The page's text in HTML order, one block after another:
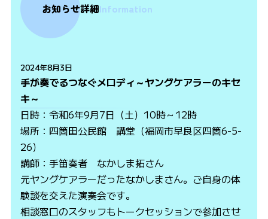
お知らせ詳細Information
2024年8月3日
手が奏でるつなぐメロディ～ヤングケアラーのキセ
キ～
日時：令和6年9月7日（土）10時～12時
場所：四箇田公民館 講堂（福岡市早良区四箇6-5-
26）
講師：手笛奏者 なかしま拓さん
元ヤングケアラーだったなかしまさん。ご自身の体
験談を交えた演奏会です。
相談窓口のスタッフもトークセッションで参加させ